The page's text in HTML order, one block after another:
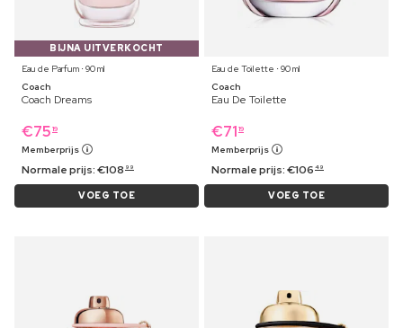
BIJNA UITVERKOCHT
Eau de Parfum ⋅ 90 ml
Coach
Coach Dreams
€75 19
Memberprijs
Normale prijs:€108 99
VOEG TOE
Eau de Toilette ⋅ 90 ml
Coach
Eau De Toilette
€71 19
Memberprijs
Normale prijs:€106 49
VOEG TOE